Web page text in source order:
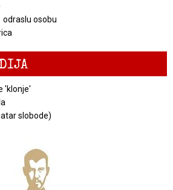
odraslu osobu
'klonje'
slobode)